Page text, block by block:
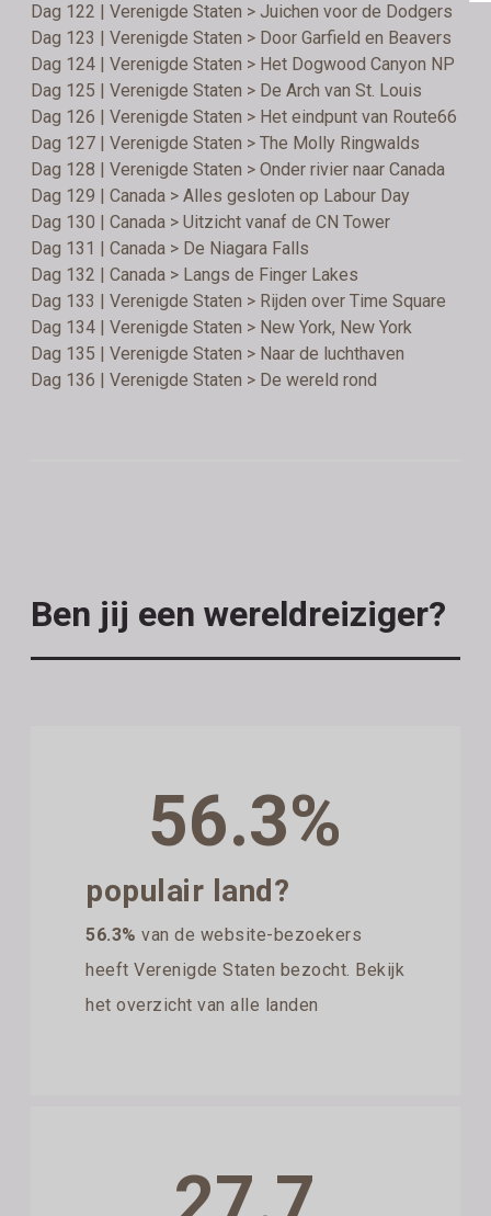
Dag 122 | Verenigde Staten > Juichen voor de Dodgers
Dag 123 | Verenigde Staten > Door Garfield en Beavers
Dag 124 | Verenigde Staten > Het Dogwood Canyon NP
Dag 125 | Verenigde Staten > De Arch van St. Louis
Dag 126 | Verenigde Staten > Het eindpunt van Route66
Dag 127 | Verenigde Staten > The Molly Ringwalds
Dag 128 | Verenigde Staten > Onder rivier naar Canada
Dag 129 | Canada > Alles gesloten op Labour Day
Dag 130 | Canada > Uitzicht vanaf de CN Tower
Dag 131 | Canada > De Niagara Falls
Dag 132 | Canada > Langs de Finger Lakes
Dag 133 | Verenigde Staten > Rijden over Time Square
Dag 134 | Verenigde Staten > New York, New York
Dag 135 | Verenigde Staten > Naar de luchthaven
Dag 136 | Verenigde Staten > De wereld rond
Ben jij een wereldreiziger?
56.3%
populair land?
56.3% van de website-bezoekers
heeft Verenigde Staten bezocht. Bekijk
het overzicht van alle landen